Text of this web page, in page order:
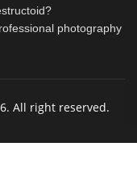
photography
All right reserved.